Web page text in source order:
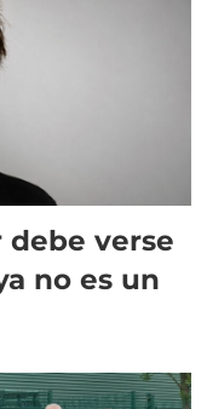
verse
no es un